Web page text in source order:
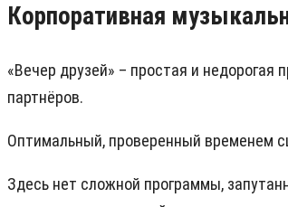
Корпоративная
«Вечер друзей» – простая и недорогая
партнёров.
Оптимальный, проверенный временем
Здесь нет сложной программы,